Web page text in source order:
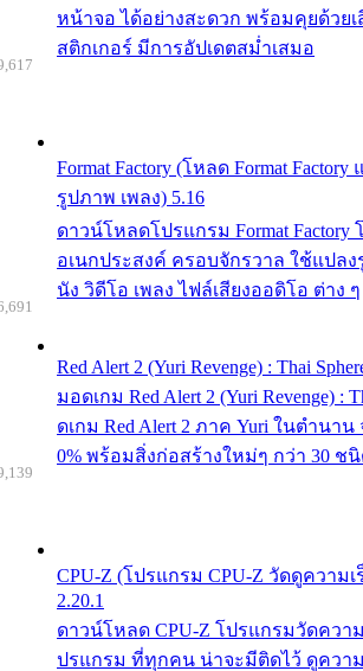
หน้าจอ ได้อย่างสะดวก พร้อมคุยด้วยเ
สติกเกอร์ มีการอัปเดตสม่ำเสมอ
Format Factory (โหลด Format
รูปภาพ เพลง) 5.16
ดาวน์โหลดโปรแกรม Format
อเนกประสงค์ ครอบจักรวาล ใช้แปล
นัง วิดีโอ เพลง ไฟล์เสียงออดิโอ ต่าง ๆ
Red Alert 2 (Yuri Revenge) : Thai
มอดเกม Red Alert 2 (Yuri Revenge) :
ดเกม Red Alert 2 ภาค Yuri ในตำนา
0% พร้อมสิ่งก่อสร้างใหม่ๆ กว่า 30 ช
CPU-Z (โปรแกรม CPU-Z วัดดูความ
2.20.1
ดาวน์โหลด CPU-Z โปรแกรมวัดควา
ปรแกรม ที่ทุกคน น่าจะมีติดไว้ ดูความ